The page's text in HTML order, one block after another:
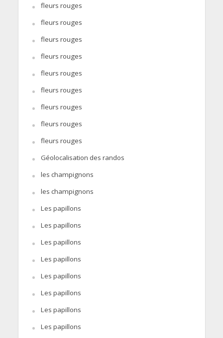
fleurs rouges
fleurs rouges
fleurs rouges
fleurs rouges
fleurs rouges
fleurs rouges
fleurs rouges
fleurs rouges
fleurs rouges
Géolocalisation des randos
les champignons
les champignons
Les papillons
Les papillons
Les papillons
Les papillons
Les papillons
Les papillons
Les papillons
Les papillons